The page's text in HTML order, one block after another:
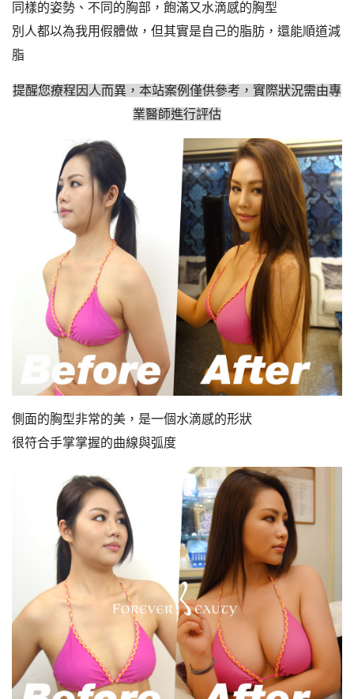
同樣的姿勢、不同的胸部，飽滿又水滴感的胸型
別人都以為我用假體做，但其實是自己的脂肪，還能順道減
脂
提醒您療程因人而異，本站案例僅供參考，實際狀況需由專
業醫師進行評估
側面的胸型非常的美，是一個水滴感的形狀
很符合手掌掌握的曲線與弧度